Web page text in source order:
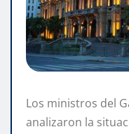
Los ministros del
analizaron la